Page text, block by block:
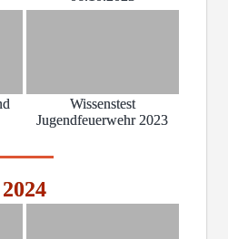
Wissenstest
Jugendfeuerwehr 2023
2024